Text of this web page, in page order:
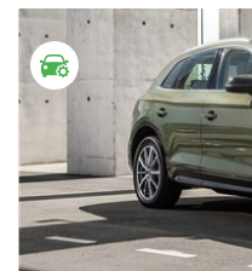
ТЕСТ ДРАЙВ